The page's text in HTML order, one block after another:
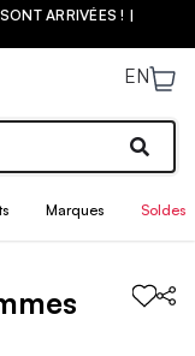
ARRIVÉES ! |
EN
Marques Soldes